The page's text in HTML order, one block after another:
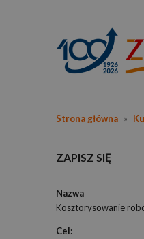
Strona główna »
ZAPISZ SIĘ
Nazwa
Kosztorysowanie
Cel: